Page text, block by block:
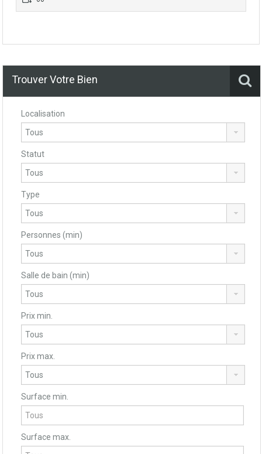
Trouver Votre Bien
Localisation
Statut
Type
Personnes (min)
Salle de bain (min)
Prix min.
Prix max.
Surface min.
Surface max.